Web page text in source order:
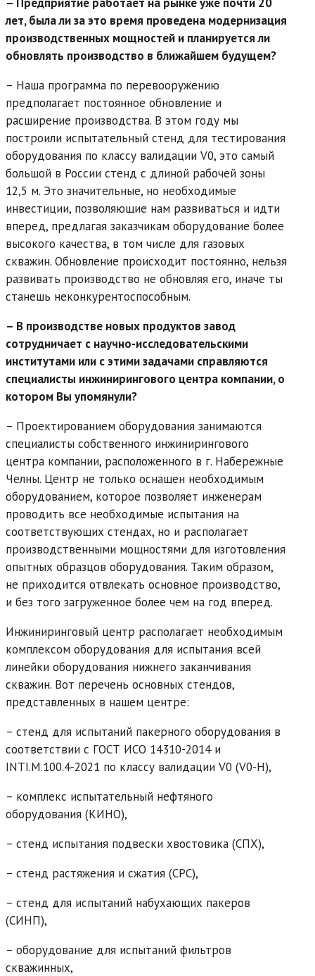
лет, была ли за это время проведена модернизация
производственных мощностей и планируется ли
обновлять производство в ближайшем будущем?
– Наша программа по перевооружению
предполагает постоянное обновление и
расширение производства. В этом году мы
построили испытательный стенд для тестирования
оборудования по классу валидации V0, это самый
большой в России стенд с длиной рабочей зоны
12,5 м. Это значительные, но необходимые
инвестиции, позволяющие нам развиваться и идти
вперед, предлагая заказчикам оборудование более
высокого качества, в том числе для газовых
скважин. Обновление происходит постоянно, нельзя
развивать производство не обновляя его, иначе ты
станешь неконкурентоспособным.
– В производстве новых продуктов завод
сотрудничает с научно-исследовательскими
институтами или с этими задачами справляются
специалисты инжинирингового центра компании, о
котором Вы упомянули?
– Проектированием оборудования занимаются
специалисты собственного инжинирингового
центра компании, расположенного в г. Набережные
Челны. Центр не только оснащен необходимым
оборудованием, которое позволяет инженерам
проводить все необходимые испытания на
соответствующих стендах, но и располагает
производственными мощностями для изготовления
опытных образцов оборудования. Таким образом,
не приходится отвлекать основное производство,
и без того загруженное более чем на год вперед.
Инжиниринговый центр располагает необходимым
комплексом оборудования для испытания всей
линейки оборудования нижнего заканчивания
скважин. Вот перечень основных стендов,
представленных в нашем центре:
– стенд для испытаний пакерного оборудования в
соответствии с ГОСТ ИСО 14310-2014 и
INTI.M.100.4-2021 по классу валидации V0 (V0-H),
– комплекс испытательный нефтяного
оборудования (КИНО),
– стенд испытания подвески хвостовика (СПХ),
– стенд растяжения и сжатия (СРС),
– стенд для испытаний набухающих пакеров
(СИНП),
– оборудование для испытаний фильтров
скважинных,